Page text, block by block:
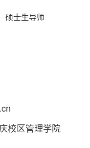
硕士生导师
校区管理学院